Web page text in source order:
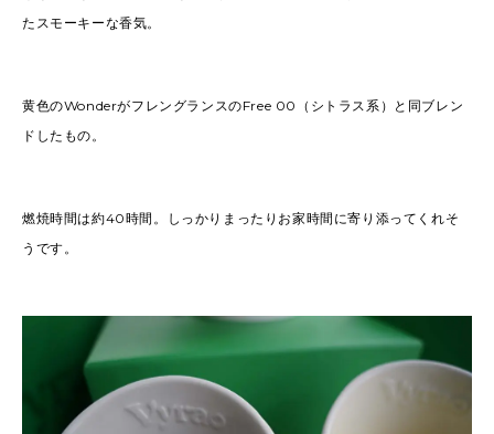
たスモーキーな香気。
黄色のWonderがフレングランスのFree 00（シトラス系）と同ブレン
ドしたもの。
燃焼時間は約40時間。しっかりまったりお家時間に寄り添ってくれそ
うです。